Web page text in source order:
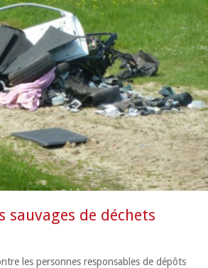
sauvages de déchets
les personnes responsables de dépôts